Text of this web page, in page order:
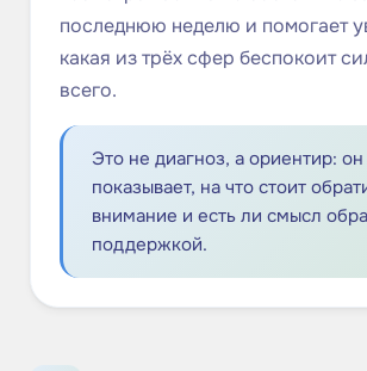
последнюю неделю и помогает
какая из трёх сфер беспокоит
всего.
Это не диагноз, а ориентир: он
показывает, на что стоит
внимание и есть ли смысл
поддержкой.